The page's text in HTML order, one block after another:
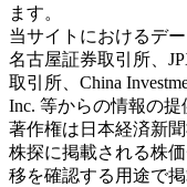
ます。
当サイトにおけるデ
名古屋証券取引所、
取引所、China
Inc. 等からの情報の
著作権は日本経済新聞
株探に掲載される株
移を確認する用途で